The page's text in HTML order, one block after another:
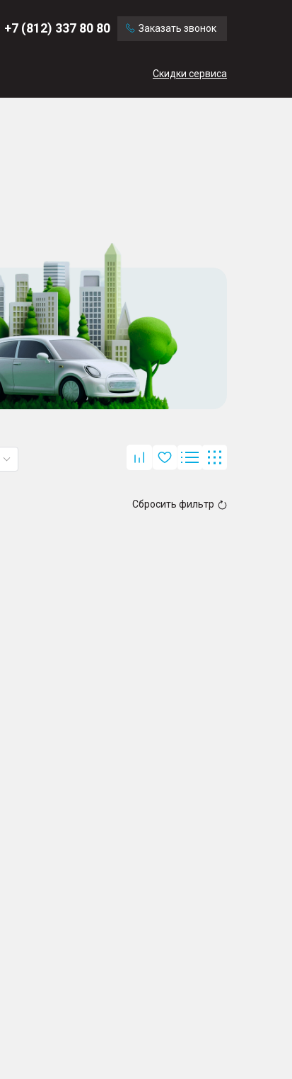
+7 (812) 337 80 80 Заказать звонок
Скидки сервиса
Сбросить фильтр